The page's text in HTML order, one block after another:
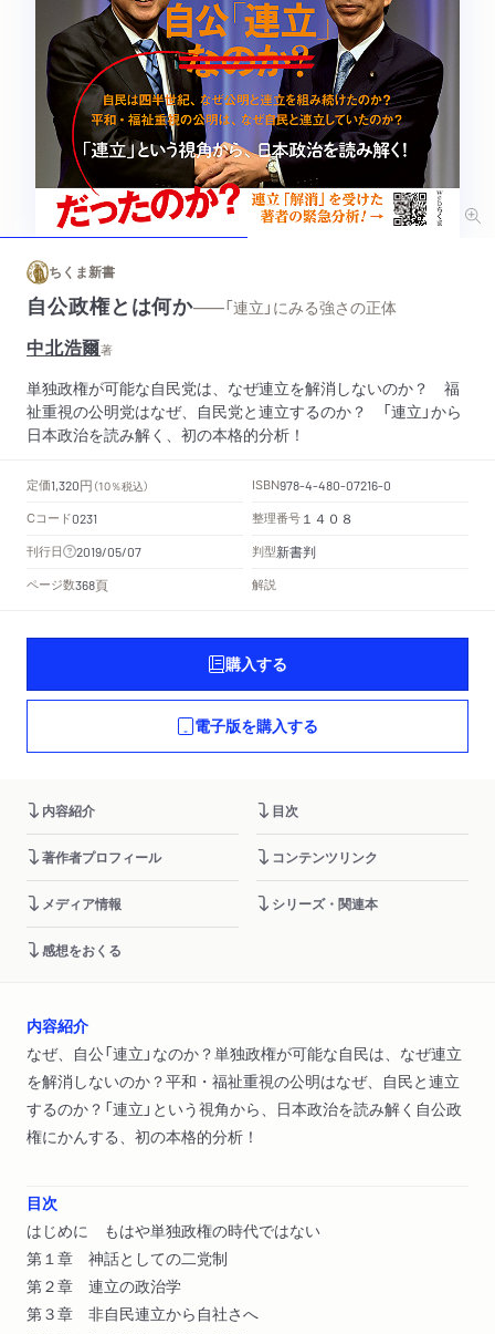
ちくま新書
自公政権とは何か——「連立」にみる強さの正体
中北浩爾著
単独政権が可能な自民党は、なぜ連立を解消しないのか？ 福
祉重視の公明党はなぜ、自民党と連立するのか？ 「連立」から
日本政治を読み解く、初の本格的分析！
定価1,320円 （10％税込） ISBN978-4-480-07216-0
Cコード0231 整理番号 １４０８
刊行日 2019/05/07 判型新書判
ページ数368頁 解説
購入する
電子版を購入する
内容紹介 目次
著作者プロフィール コンテンツリンク
メディア情報 シリーズ・関連本
感想をおくる
内容紹介
なぜ、自公「連立」なのか？単独政権が可能な自民は、なぜ連立
を解消しないのか？平和・福祉重視の公明はなぜ、自民と連立
するのか？「連立」という視角から、日本政治を読み解く自公政
権にかんする、初の本格的分析！
目次
はじめに もはや単独政権の時代ではない
第１章 神話としての二党制
第２章 連立の政治学
第３章 非自民連立から自社さへ